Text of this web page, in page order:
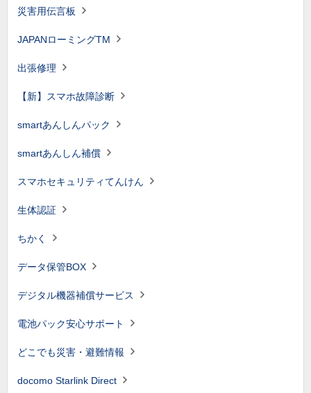
災害用伝言板
JAPANローミングTM
出張修理
【新】スマホ故障診断
smartあんしんパック
smartあんしん補償
スマホセキュリティてんけん
生体認証
ちかく
データ保管BOX
デジタル機器補償サービス
電池パック安心サポート
どこでも災害・避難情報
docomo Starlink Direct